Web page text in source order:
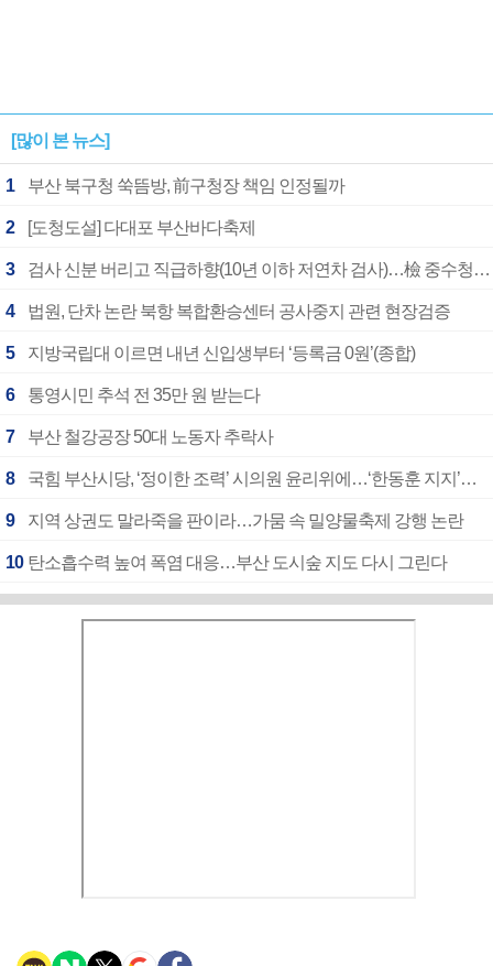
[많이 본 뉴스]
1 부산 북구청 쑥뜸방, 前구청장 책임 인정될까
2 [도청도설] 다대포 부산바다축제
3 검사 신분 버리고 직급하향(10년 이하 저연차 검사)…檢 중수청행 기피
4 법원, 단차 논란 북항 복합환승센터 공사중지 관련 현장검증
5 지방국립대 이르면 내년 신입생부터 ‘등록금 0원’(종합)
6 통영시민 추석 전 35만 원 받는다
7 부산 철강공장 50대 노동자 추락사
8 국힘 부산시당, ‘정이한 조력’ 시의원 윤리위에…‘한동훈 지지’도 신고접수
9 지역 상권도 말라죽을 판이라…가뭄 속 밀양물축제 강행 논란
10 탄소흡수력 높여 폭염 대응…부산 도시숲 지도 다시 그린다